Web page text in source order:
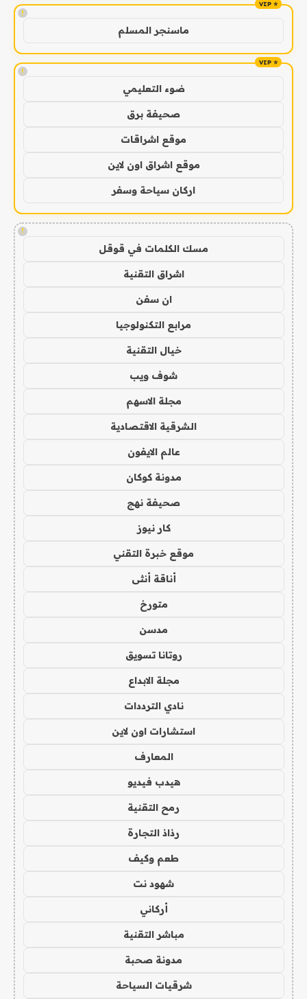
!
ماسنجر المسلم
!
ضوء التعليمي
صحيفة برق
موقع اشراقات
موقع اشراق اون لاين
اركان سياحة وسفر
!
مسك الكلمات في قوقل
اشراق التقنية
ان سفن
مرابع التكنولوجيا
خيال التقنية
شوف ويب
مجلة الاسهم
الشرقية الاقتصادية
عالم الايفون
مدونة كوكان
صحيفة نهج
كار نيوز
موقع خبرة التقني
أناقة أنثى
متورخ
مدسن
روتانا تسويق
مجلة الابداع
نادي الترددات
استشارات اون لاين
المعارف
هيدب فيديو
رمح التقنية
رذاذ التجارة
طعم وكيف
شهود نت
أركاني
مباشر التقنية
مدونة صحبة
شرقيات السياحة